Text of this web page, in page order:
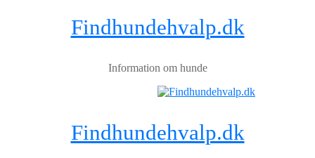
Findhundehvalp.dk
Information om hunde
Findhundehvalp.dk